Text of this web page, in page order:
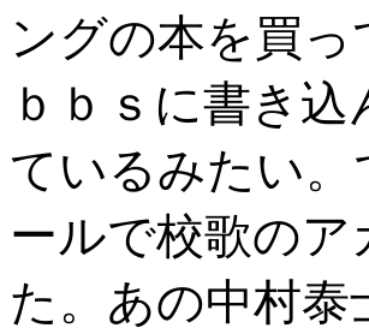
ングの本を買
ｂｂｓに書き
ているみたい
ールで校歌の
た。あの中村